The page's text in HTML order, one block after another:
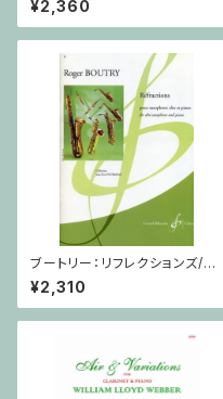
¥2,360
ブートリー：リフレクションズ/サ
クソフォーン・ピアノ
¥2,310